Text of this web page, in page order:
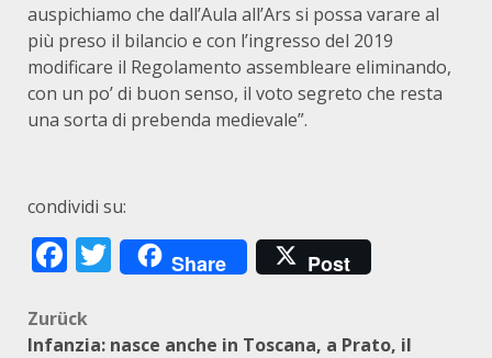
auspichiamo che dall’Aula all’Ars si possa varare al
più preso il bilancio e con l’ingresso del 2019
modificare il Regolamento assembleare eliminando,
con un po’ di buon senso, il voto segreto che resta
una sorta di prebenda medievale”.
condividi su:
Facebook
Twitter
Share Post
Beitragsnavigation
Zurück
Infanzia: nasce anche in Toscana, a Prato, il